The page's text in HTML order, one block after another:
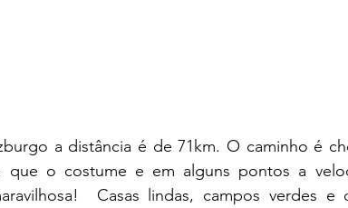
a distância é de 71km. O caminho é
que o costume e em alguns pontos a
Casas lindas, campos verdes e